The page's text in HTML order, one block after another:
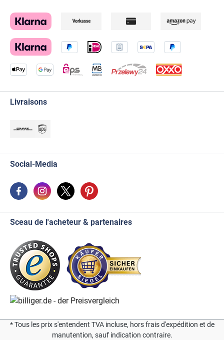
Livraisons
Social-Media
Sceau de l'acheteur & partenaires
* Tous les prix s'entendent TVA incluse, hors frais d'expédition et de
manutention, sauf indication contraire.